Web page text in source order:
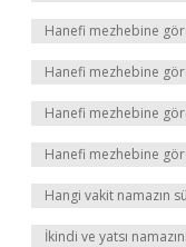
Hanefi mezhebine
Hanefi mezhebine
Hanefi mezhebine
Hanefi mezhebine
Hangi vakit namazın
İkindi ve yatsı